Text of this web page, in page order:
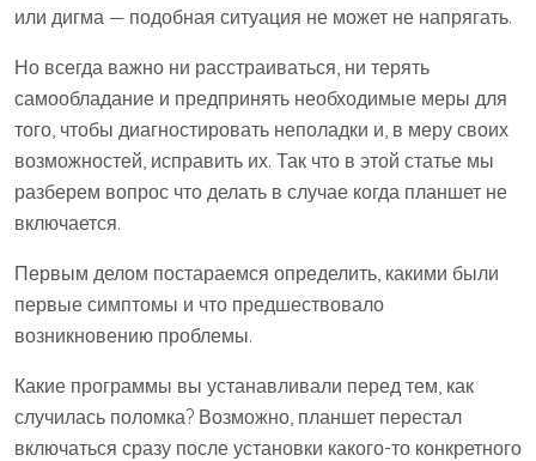
или дигма — подобная ситуация не может не напрягать.
Но всегда важно ни расстраиваться, ни терять
самообладание и предпринять необходимые меры для
того, чтобы диагностировать неполадки и, в меру своих
возможностей, исправить их. Так что в этой статье мы
разберем вопрос что делать в случае когда планшет не
включается.
Первым делом постараемся определить, какими были
первые симптомы и что предшествовало
возникновению проблемы.
Какие программы вы устанавливали перед тем, как
случилась поломка? Возможно, планшет перестал
включаться сразу после установки какого-то конкретного